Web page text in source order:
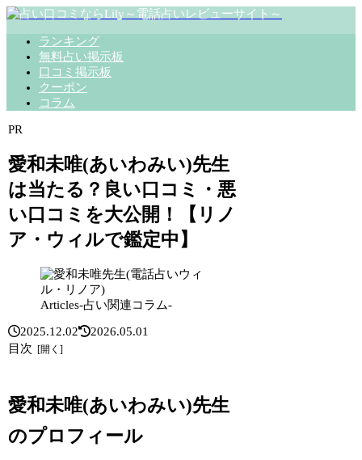
ランキング
無料占い掲示板
口コミ掲示板
クーポン
コラム
PR
愛和未唯(あいわみい)先生
は当たる？良い口コミ・悪
い口コミを大公開！【リノ
ア・ウィルで鑑定中】
Articles-占い関連コラム-
2025.12.02
2026.05.01
目次
愛和未唯(あいわみい)先生
のプロフィール